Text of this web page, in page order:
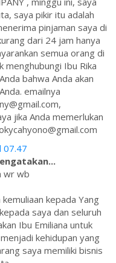
saya pikir itu adalah
pinjaman saya di
dari 24 jam hanya
semua orang di
menghubungi Ibu Rika
bahwa Anda akan
emailnya
jika Anda memerlukan
07.47
wr wb
kepada Yang
saya dan seluruh
Ibu Emiliana untuk
kehidupan yang
saya memiliki bisnis